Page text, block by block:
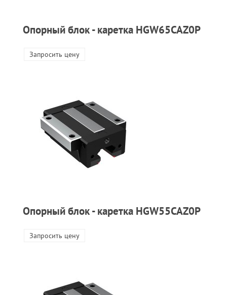
Опорный блок - каретка HGW65CAZ0P
Запросить цену
Опорный блок - каретка HGW55CAZ0P
Запросить цену